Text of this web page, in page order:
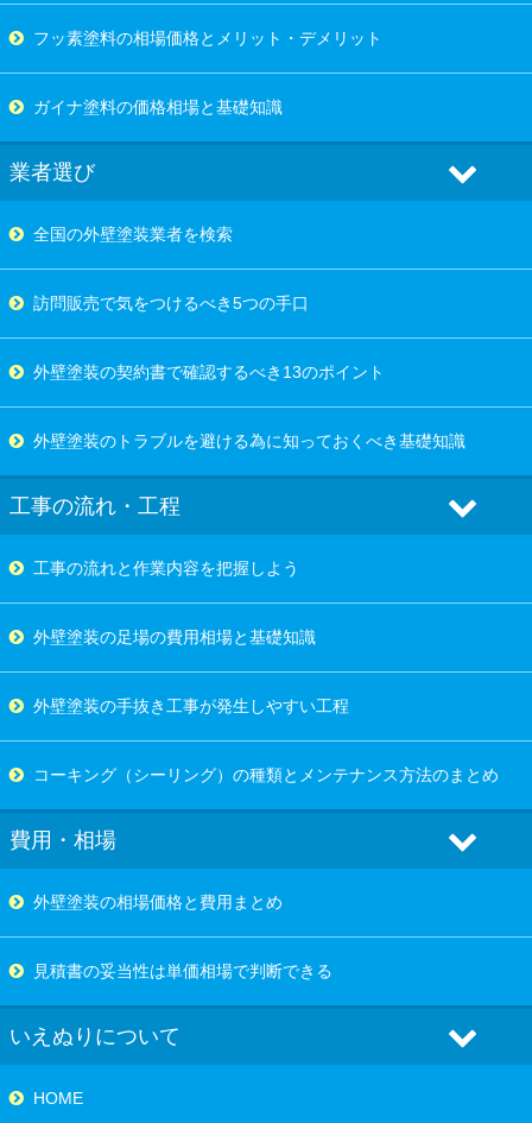
フッ素塗料の相場価格とメリット・デメリット
ガイナ塗料の価格相場と基礎知識
業者選び
全国の外壁塗装業者を検索
訪問販売で気をつけるべき5つの手口
外壁塗装の契約書で確認するべき13のポイント
外壁塗装のトラブルを避ける為に知っておくべき基礎知識
工事の流れ・工程
工事の流れと作業内容を把握しよう
外壁塗装の足場の費用相場と基礎知識
外壁塗装の手抜き工事が発生しやすい工程
コーキング（シーリング）の種類とメンテナンス方法のまとめ
費用・相場
外壁塗装の相場価格と費用まとめ
見積書の妥当性は単価相場で判断できる
いえぬりについて
HOME